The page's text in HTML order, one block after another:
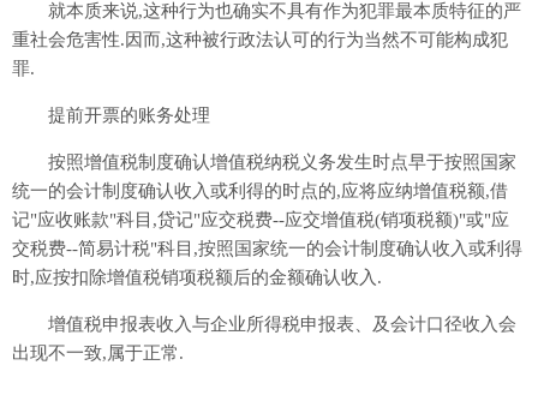
就本质来说,这种行为也确实不具有作为犯罪最本质特征的严
重社会危害性.因而,这种被行政法认可的行为当然不可能构成犯
罪.
提前开票的账务处理
按照增值税制度确认增值税纳税义务发生时点早于按照国家
统一的会计制度确认收入或利得的时点的,应将应纳增值税额,借
记"应收账款"科目,贷记"应交税费--应交增值税(销项税额)"或"应
交税费--简易计税"科目,按照国家统一的会计制度确认收入或利得
时,应按扣除增值税销项税额后的金额确认收入.
增值税申报表收入与企业所得税申报表、及会计口径收入会
出现不一致,属于正常.